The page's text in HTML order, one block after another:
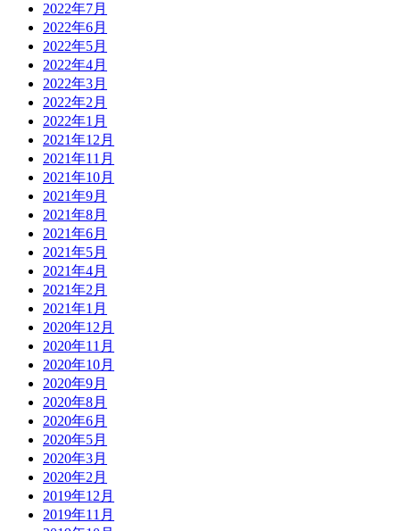
2022年7月
2022年6月
2022年5月
2022年4月
2022年3月
2022年2月
2022年1月
2021年12月
2021年11月
2021年10月
2021年9月
2021年8月
2021年6月
2021年5月
2021年4月
2021年2月
2021年1月
2020年12月
2020年11月
2020年10月
2020年9月
2020年8月
2020年6月
2020年5月
2020年3月
2020年2月
2019年12月
2019年11月